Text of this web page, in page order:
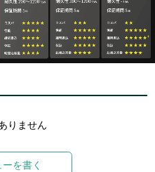
りません
を書く